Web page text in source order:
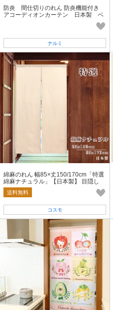
防炎 間仕切りのれん 防炎機能付き
アコーディオンカーテン 日本製 ベ
ナルミ
綿麻のれん 幅85×丈150/170cm「特選
綿麻ナチュラル」【日本製】 目隠し
暖簾 無地
送料無料
コスモ